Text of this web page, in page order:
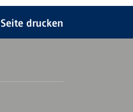
Seite drucken